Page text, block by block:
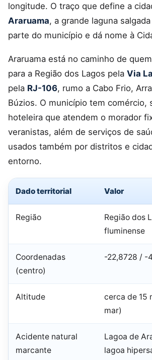
longitude. O traço que define a
Araruama, a grande laguna
parte do município e dá nome à
Araruama está no caminho de
para a Região dos Lagos pela Via
pela RJ-106, rumo a Cabo Frio,
Búzios. O município tem comércio,
hoteleira que atendem o morador
veranistas, além de serviços de
usados também por distritos e
entorno.
Dado territorial Valor
Região
Região dos
fluminense
Coordenadas
(centro)
-22,8728 / -
Altitude
cerca de 15
mar)
Acidente natural
marcante
Lagoa de
lagoa